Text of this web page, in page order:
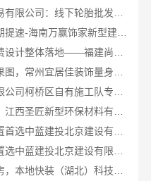
刚需简约家庭装修工期提速-海南万赢饰家新型建筑材料有限公